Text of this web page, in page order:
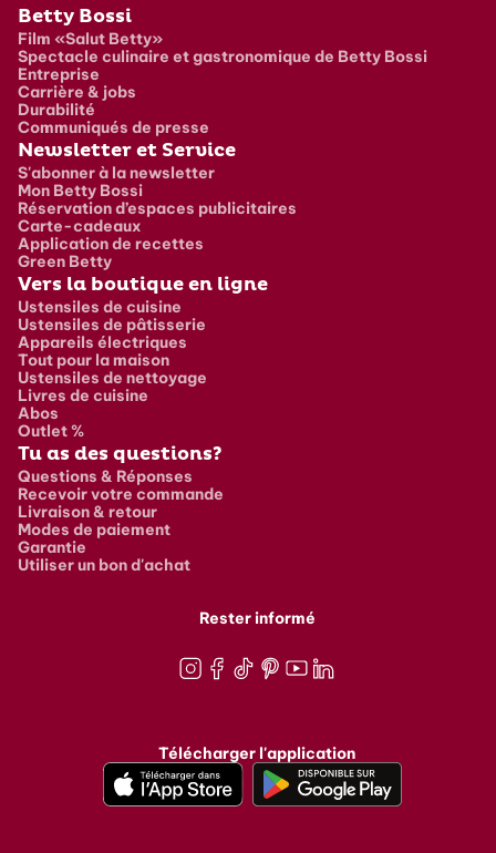
Pied de page
Betty Bossi
Film «Salut Betty»
Spectacle culinaire et gastronomique de Betty Bossi
Entreprise
Carrière & jobs
Durabilité
Communiqués de presse
Newsletter et Service
S'abonner à la newsletter
Mon Betty Bossi
Réservation d’espaces publicitaires
Carte-cadeaux
Application de recettes
Green Betty
Vers la boutique en ligne
Ustensiles de cuisine
Ustensiles de pâtisserie
Appareils électriques
Tout pour la maison
Ustensiles de nettoyage
Livres de cuisine
Abos
Outlet %
Tu as des questions?
Questions & Réponses
Recevoir votre commande
Livraison & retour
Modes de paiement
Garantie
Utiliser un bon d'achat
Rester informé
Télécharger l'application